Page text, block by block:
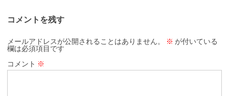
コメントを残す
メールアドレスが公開されることはありません。 ※ が付いている
欄は必須項目です
コメント ※